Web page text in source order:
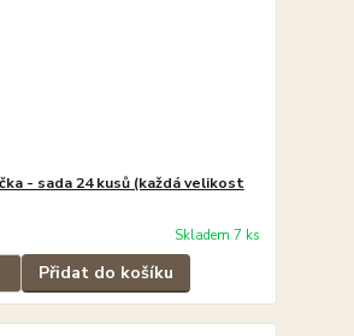
- sada 24 kusů (každá velikost
Skladem 7 ks
Přidat do košíku